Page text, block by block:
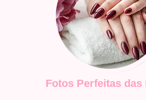
Fotos Perfeitas das